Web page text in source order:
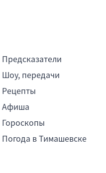
Предсказатели
Шоу, передачи
Рецепты
Афиша
Гороскопы
Погода в Тимашевске